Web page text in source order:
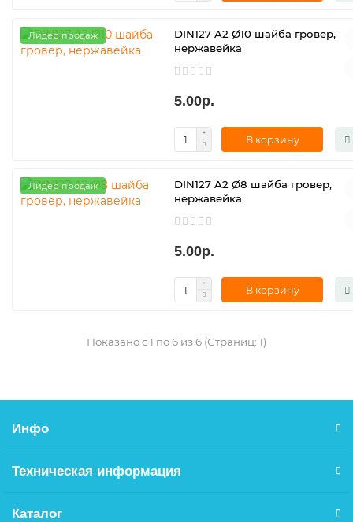
Лидер продаж
DIN127 A2 Ø10 шайба гровер,
нержавейка
5.00р.
В корзину
Лидер продаж
DIN127 A2 Ø8 шайба гровер,
нержавейка
5.00р.
В корзину
Показано с 1 по 6 из 6 (Страниц: 1)
Инфо
Техническая информация
Каталог